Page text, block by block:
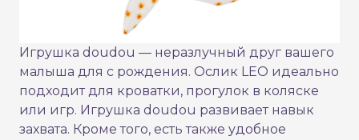
Игрушка doudou — неразлучный друг вашего
малыша для с рождения. Ослик LEO идеально
подходит для кроватки, прогулок в коляске
или игр. Игрушка doudou развивает навык
захвата. Кроме того, есть также удобное